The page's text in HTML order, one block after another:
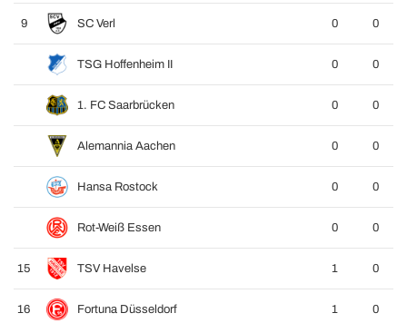
9 SC Verl 0 0
TSG Hoffenheim II 0 0
1. FC Saarbrücken 0 0
Alemannia Aachen 0 0
Hansa Rostock 0 0
Rot-Weiß Essen 0 0
15 TSV Havelse 1 0
16 Fortuna Düsseldorf 1 0